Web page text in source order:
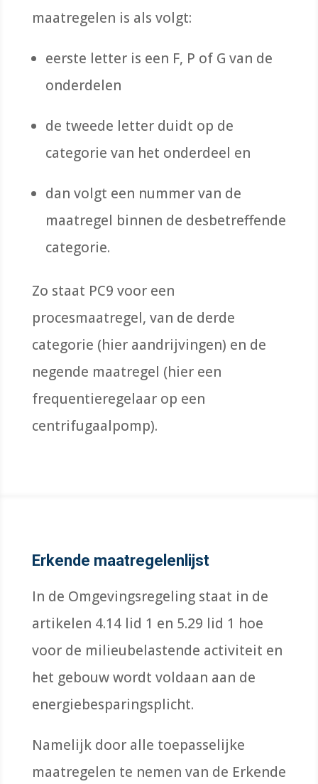
maatregelen is als volgt:
eerste letter is een F, P of G van de
onderdelen
de tweede letter duidt op de
categorie van het onderdeel en
dan volgt een nummer van de
maatregel binnen de desbetreffende
categorie.
Zo staat PC9 voor een
procesmaatregel, van de derde
categorie (hier aandrijvingen) en de
negende maatregel (hier een
frequentieregelaar op een
centrifugaalpomp).
Erkende maatregelenlijst
In de Omgevingsregeling staat in de
artikelen 4.14 lid 1 en 5.29 lid 1 hoe
voor de milieubelastende activiteit en
het gebouw wordt voldaan aan de
energiebesparingsplicht.
Namelijk door alle toepasselijke
maatregelen te nemen van de Erkende